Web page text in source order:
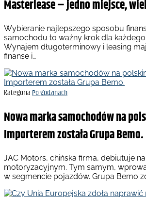
Masterlease – jedno miejsce,
Wybieranie najlepszego sposobu
samochodu to ważny krok dla
Wynajem długoterminowy i leasing
finanse i…
KategoriaPo godzinach
Nowa marka samochodów na
Importerem została Grupa Bemo.
JAC Motors, chińska firma, debiutuje
motoryzacyjnym. Tym samym,
w segmencie pojazdów. Grupa Bemo